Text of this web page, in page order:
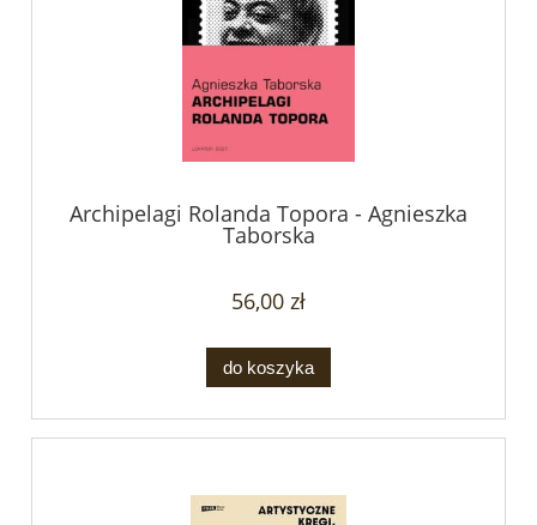
Archipelagi Rolanda Topora - Agnieszka
Taborska
56,00 zł
do koszyka